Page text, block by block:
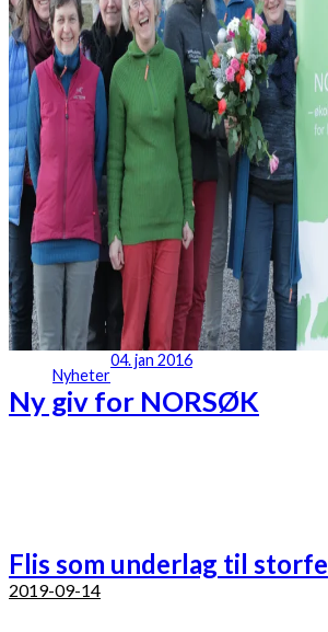
Nyheter
04. jan 2016
Ny giv for NORSØK
Flis som underlag til storfe
2019-09-14